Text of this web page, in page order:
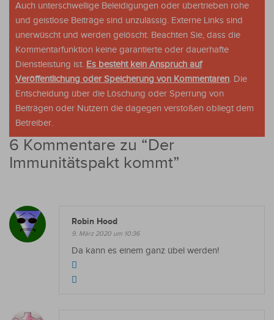
Auch unterschwellige Beleidigungen oder übertrieben rohe
und geistlose Beiträge sind unzulässig. Externe Links sind
unerwüscht und werden gelöscht. Beachten Sie, dass die
Kommentarfunktion keine garantierte oder dauerhafte
Dienstleistung ist. Es besteht kein Anspruch auf
Veröffentlichung oder Speicherung von Kommentaren. Die
Entscheidung über die Löschung oder Sperrung von
Beiträgen oder Nutzern die dagegen verstoßen obliegt dem
Betreiber.
6 Kommentare zu “Der
Immunitätspakt kommt”
Robin Hood
9. März 2020 um 10:36
Da kann es einem ganz übel werden!